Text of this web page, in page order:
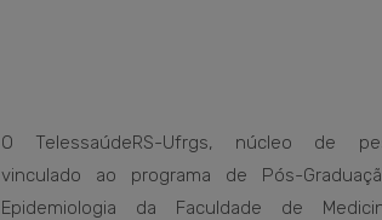
O TelessaúdeRS-Ufrgs, núcleo de
vinculado ao programa de Pós-
Epidemiologia da Faculdade de